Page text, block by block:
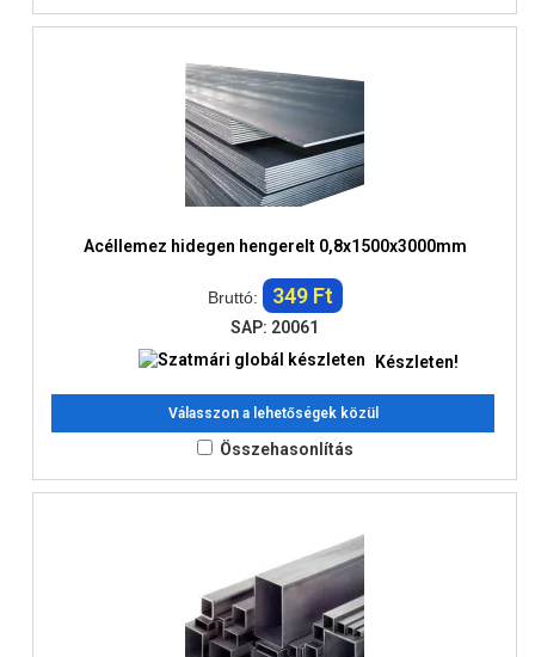
Acéllemez hidegen hengerelt 0,8x1500x3000mm
Bruttó: 349 Ft
SAP: 20061
Készleten!
Válasszon a lehetőségek közül
Összehasonlítás